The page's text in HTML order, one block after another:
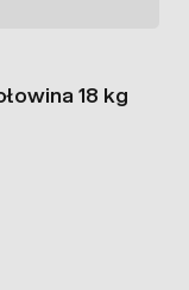
18 kg